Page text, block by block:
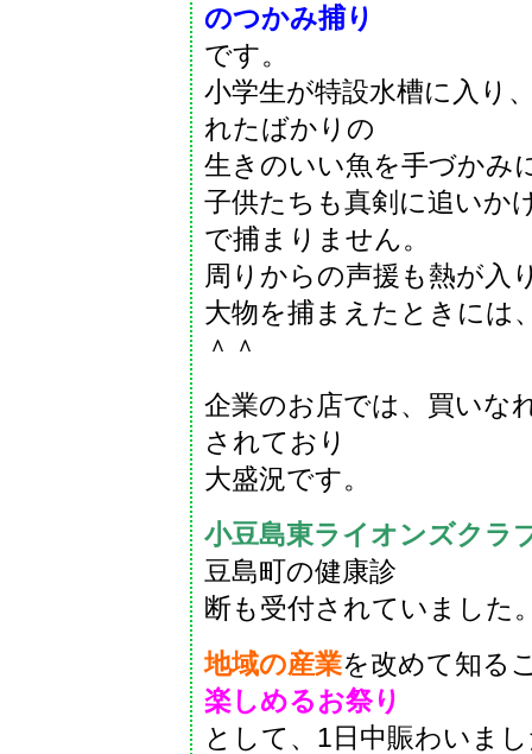
のつかみ捕り
です。
小学生が特設水槽に入り
れたばかりの
生きのいい魚を手づかみ
子供たちも真剣に追いか
で捕まりません。
周りからの声援も熱が入
大物を捕まえたときには
＾＾
企業のお店では、買いな
されており
大盛況です。
小豆島東ライオンズクラ
豆島町の健康診
断も受付されていました
地域の産業を改めて知る
楽しめるお祭り
として、1日中賑わいま